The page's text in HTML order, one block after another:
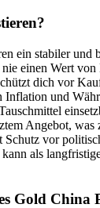
ein stabiler und
einen Wert
dich vor
Inflation und
Angebot, was
Schutz vor
als
Gold China